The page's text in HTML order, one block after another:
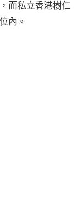
而私立香港樹仁
內。